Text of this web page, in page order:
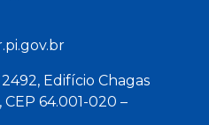
Edifício Chagas
64.001-020 –